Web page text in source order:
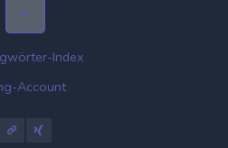
Index
Account